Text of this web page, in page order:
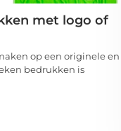
met logo of
op een originele en
bedrukken is